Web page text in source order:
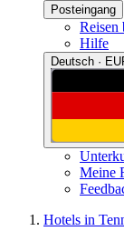
Posteingang
Reisen
Hilfe
Deutsch ·
Meine
Hotels in